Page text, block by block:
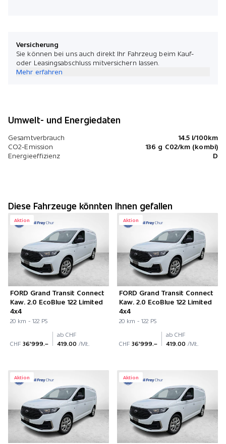
Versicherung
Sie können bei uns auch direkt Ihr Fahrzeug beim Kauf-
oder Leasingsabschluss mitversichern lassen.
Mehr erfahren
Umwelt- und Energiedaten
Gesamtverbrauch
14.5 l/100km
CO2-Emission
136 g C02/km (kombi)
Energieeffizienz
D
Diese Fahrzeuge könnten Ihnen gefallen
Aktion
FORD Grand Transit Connect
Kaw. 2.0 EcoBlue 122 Limited
4x4
20 km - 122 PS
CHF 36'999.–
ab CHF
419.00 /Mt.
Aktion
FORD Grand Transit Connect
Kaw. 2.0 EcoBlue 122 Limited
4x4
20 km - 122 PS
CHF 36'999.–
ab CHF
419.00 /Mt.
Aktion Aktion